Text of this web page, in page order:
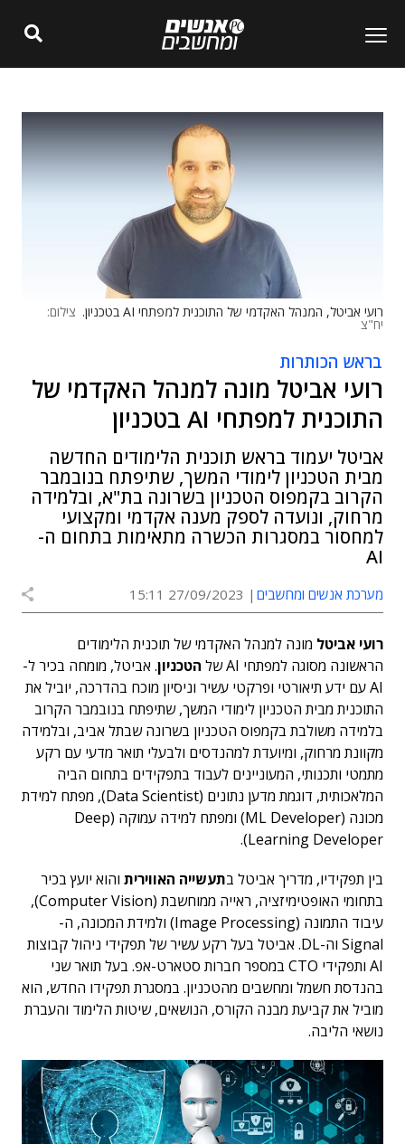
רועי אביטל, המנהל האקדמי של התוכנית למפתחי AI בטכניון. צילום:
יח"צ
בראש הכותרות
רועי אביטל מונה למנהל האקדמי של
התוכנית למפתחי AI בטכניון
אביטל יעמוד בראש תוכנית הלימודים החדשה
מבית הטכניון לימודי המשך, שתיפתח בנובמבר
הקרוב בקמפוס הטכניון בשרונה בת"א, ובלמידה
מרחוק, ונועדה לספק מענה אקדמי ומקצועי
למחסור במסגרות הכשרה מתאימות בתחום ה-
AI
מערכת אנשים ומחשבים 27/09/2023 15:11
רועי אביטל מונה למנהל האקדמי של תוכנית הלימודים
הראשונה מסוגה למפתחי AI של
הטכניון. אביטל, מומחה בכיר ל-
AI עם ידע תיאורטי ופרקטי עשיר וניסיון מוכח בהדרכה, יוביל את
התוכנית מבית הטכניון לימודי המשך, שתיפתח בנובמבר הקרוב
בלמידה משולבת בקמפוס הטכניון בשרונה שבתל אביב, ובלמידה
מקוונת מרחוק, ומיועדת למהנדסים ולבעלי תואר מדעי עם רקע
מתמטי ותכנותי, המעוניינים לעבוד בתפקידים בתחום הביה
המלאכותית, דוגמת מדען נתונים (Data Scientist), מפתח למידת
מכונה (ML Developer) ומפתח למידה עמוקה (Deep
Learning Developer).
בין תפקידיו, מדריך אביטל בתעשייה האווירית והוא יועץ בכיר
בתחומי האופטימיזציה, ראייה ממוחשבת (Computer Vision),
עיבוד התמונה (Image Processing) ולמידת המכונה, ה-
Signal וה-DL
. אביטל בעל רקע עשיר של תפקידי ניהול קבוצות
AI ותפקידי CTO במספר חברות סטארט-אפ. בעל תואר שני
בהנדסת חשמל ומחשבים מהטכניון. במסגרת תפקידו החדש, הוא
מוביל את קביעת מבנה הקורס, הנושאים, שיטות הלימוד והעברת
נושאי הליבה.